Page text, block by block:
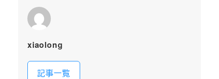
xiaolong
記事一覧